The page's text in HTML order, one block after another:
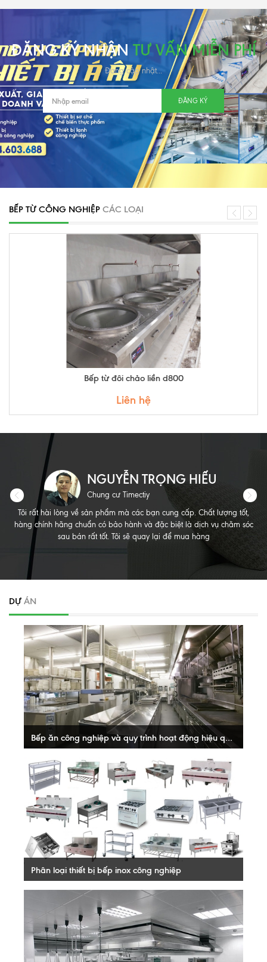
ĐĂNG KÝ NHẬN TƯ VẤN MIỄN PHÍ
Đang cập nhật...
ĐĂNG KÝ
BẾP TỪ CÔNG NGHIỆP CÁC LOẠI
Bếp từ đôi chảo liền d800
Liên hệ
NGUYỄN TRỌNG HIẾU
Chung cư Timectiy
Tôi rất hài lòng về sản phẩm mà các bạn cung cấp. Chất lượng tốt,
hàng chính hãng chuẩn có bảo hành và đặc biệt là dịch vụ chăm sóc
sau bán rất tốt. Tôi sẽ quay lại để mua hàng
DỰ ÁN
Bếp ăn công nghiệp và quy trình hoạt động hiệu quả nhất
Ngày nay bếp ăn công nghiệp đã không còn quá xa lạ đối
với mỗi chúng ta. Đặc biệt là trong các bếp ăn tập thể như
bếp công nghiệp,...
XEM THÊM
Phân loại thiết bị bếp inox công nghiệp
Trong hệ thống bếp ăn công nghiệp, bếp inox nhà hàng, thì
các thiết bị bếp inox công nghiệp, thiết bị bếp inox nhà
hàng. Có những loại thiết bị...
XEM THÊM